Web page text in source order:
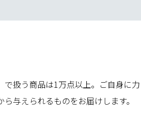
扱う商品は1万点以上。ご自身に力
与えられるものをお届けします。